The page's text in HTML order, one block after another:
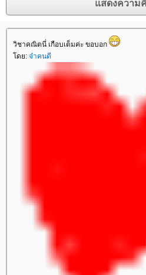
วิชาคณิตนี่ เกือบเต็มค่ะ ขอบอก
โดย: จ๋าคนดี